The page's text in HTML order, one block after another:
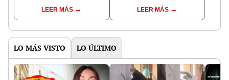
"Mi amor nació por la
gastronomía"
LEER MÁS
llegar a cobrar por 1.000
vistas
LEER MÁS
LO MÁS VISTO LO ÚLTIMO